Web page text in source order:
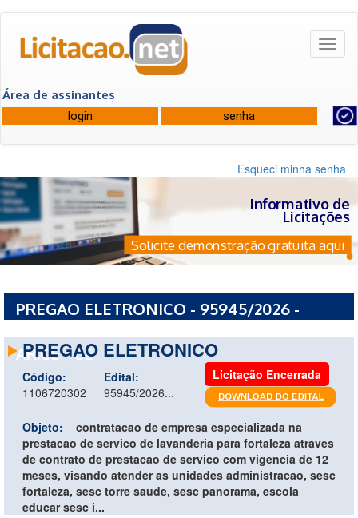
Área de assinantes
Esqueci minha senha
Informativo de
Licitações
Solicite demonstração gratuita aqui
PREGAO ELETRONICO - 95945/2026 -
AR.CE - CE
PREGAO ELETRONICO
Código:
1106720302
Edital:
95945/2026...
Licitação Encerrada
Objeto:
contratacao de empresa especializada na
prestacao de servico de lavanderia para fortaleza atraves
de contrato de prestacao de servico com vigencia de 12
meses, visando atender as unidades administracao, sesc
fortaleza, sesc torre saude, sesc panorama, escola
educar sesc i...